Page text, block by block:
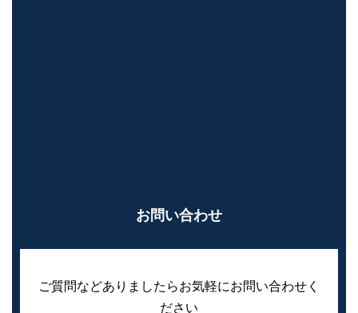
お問い合わせ
ご質問などありましたらお気軽にお問い合わせく
ださい